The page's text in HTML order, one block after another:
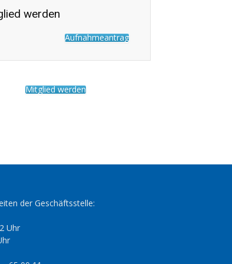
werden
Aufnahmeantrag
Mitglied werden
der Geschäftsstelle:
Uhr